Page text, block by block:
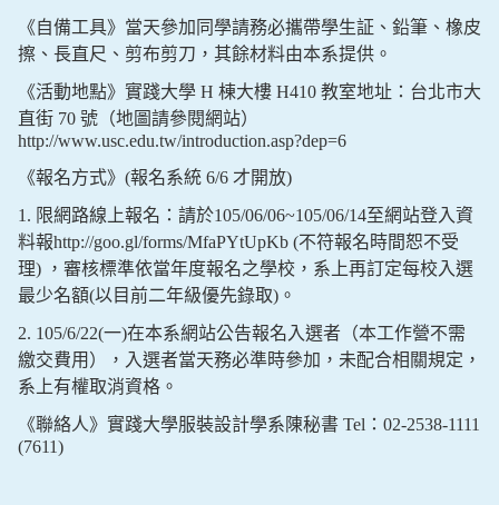
《自備工具》當天參加同學請務必攜帶學生証、鉛筆、橡皮
擦、長直尺、剪布剪刀，其餘材料由本系提供。
《活動地點》實踐大學 H 棟大樓 H410 教室地址：台北市大
直街 70 號（地圖請參閱網站）
http://www.usc.edu.tw/introduction.asp?dep=6
《報名方式》(報名系統 6/6 才開放)
1. 限網路線上報名：請於105/06/06~105/06/14至網站登入資
料報http://goo.gl/forms/MfaPYtUpKb (不符報名時間恕不受
理) ，審核標準依當年度報名之學校，系上再訂定每校入選
最少名額(以目前二年級優先錄取)。
2. 105/6/22(一)在本系網站公告報名入選者（本工作營不需
繳交費用），入選者當天務必準時參加，未配合相關規定，
系上有權取消資格。
《聯絡人》實踐大學服裝設計學系陳秘書 Tel：02-2538-1111
(7611)